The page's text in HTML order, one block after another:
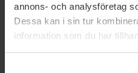
annons- och analysföretag
Dessa kan i sin tur
information som du har
samlat in när du har använt